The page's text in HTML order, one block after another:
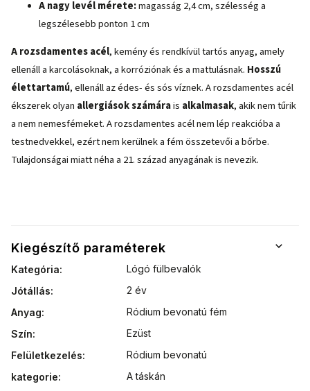
A nagy levél mérete:magasság 2,4 cm, szélesség a
legszélesebb ponton 1 cm
A rozsdamentes acél, kemény és rendkívül tartós anyag, amely
ellenáll a karcolásoknak, a korróziónak és a mattulásnak. Hosszú
élettartamú, ellenáll az édes- és sós víznek. A rozsdamentes acél
ékszerek olyan allergiások számárais alkalmasak, akik nem tűrik
a nem nemesfémeket. A rozsdamentes acél nem lép reakcióba a
testnedvekkel, ezért nem kerülnek a fém összetevői a bőrbe.
Tulajdonságai miatt néha a 21. század anyagának is nevezik.
Kiegészítő paraméterek
Kategória:
Lógó fülbevalók
Jótállás:
2 év
Anyag:
Ródium bevonatú fém
Szín:
Ezüst
Felületkezelés:
Ródium bevonatú
kategorie:
A táskán